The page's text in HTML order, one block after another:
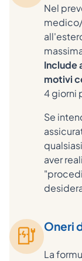
Nel
Include
motivi
4 giorni
Se
aver
Oneri
La